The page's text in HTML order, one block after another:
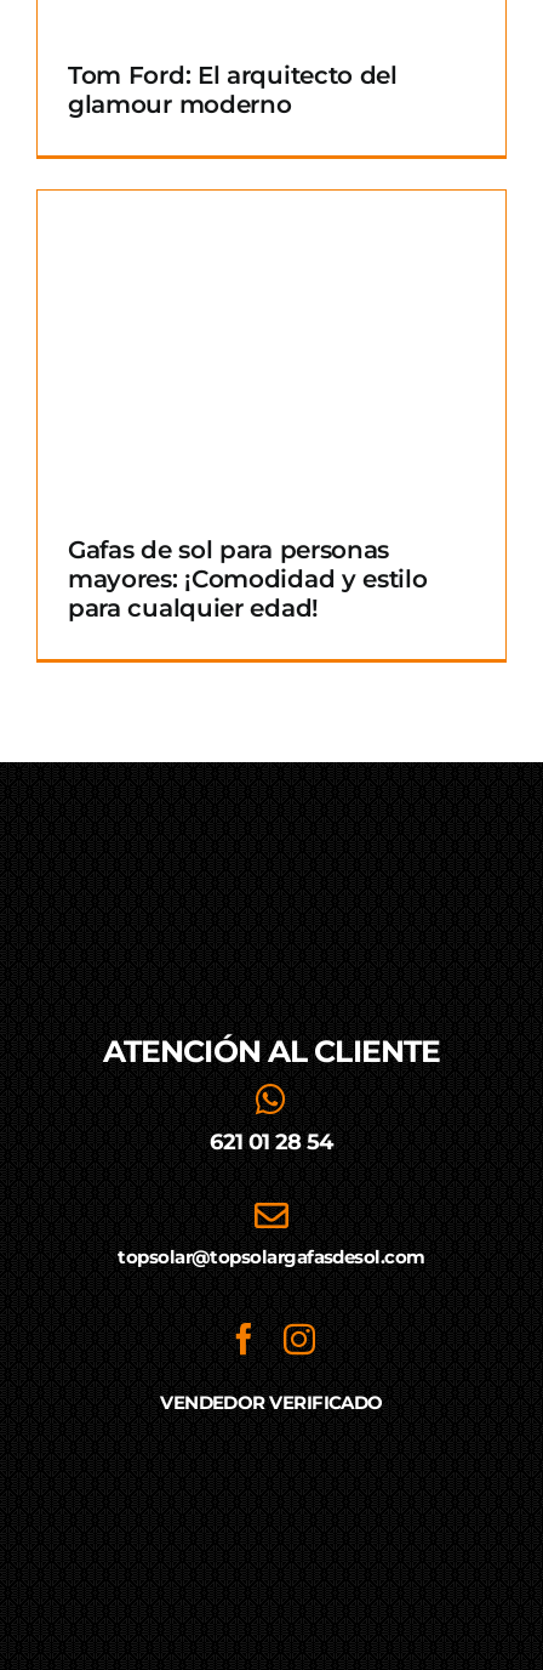
Tom Ford: El arquitecto del
glamour moderno
Gafas de sol para personas
mayores: ¡Comodidad y estilo
para cualquier edad!
ATENCIÓN AL CLIENTE
621 01 28 54
topsolar@topsolargafasdesol.com
VENDEDOR VERIFICADO